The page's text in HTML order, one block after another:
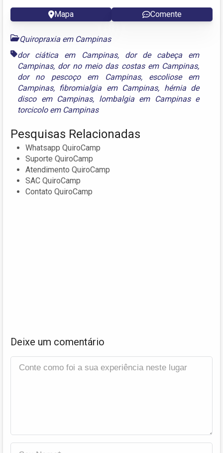
Mapa Comente
Quiropraxia em Campinas
dor ciática em Campinas, dor de cabeça em
Campinas, dor no meio das costas em Campinas,
dor no pescoço em Campinas, escoliose em
Campinas, fibromialgia em Campinas, hérnia de
disco em Campinas, lombalgia em Campinase
torcicolo em Campinas
Pesquisas Relacionadas
Whatsapp QuiroCamp
Suporte QuiroCamp
Atendimento QuiroCamp
SAC QuiroCamp
Contato QuiroCamp
Deixe um comentário